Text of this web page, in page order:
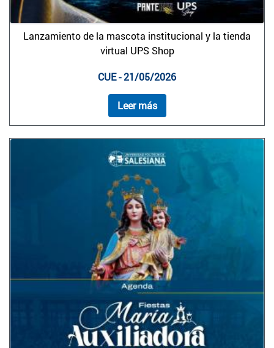
Lanzamiento de la mascota institucional y la tienda
virtual UPS Shop
CUE - 21/05/2026
Leer más